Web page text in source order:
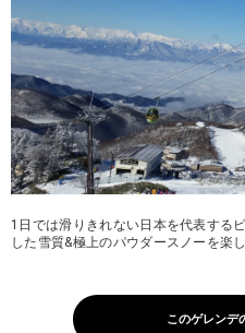
1日では滑りきれない日本を代表する
した雪質&極上のパウダースノーを楽
このゲレンデ